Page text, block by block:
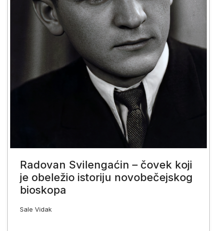
Radovan Svilengaćin – čovek koji
je obeležio istoriju novobečejskog
bioskopa
Sale Vidak